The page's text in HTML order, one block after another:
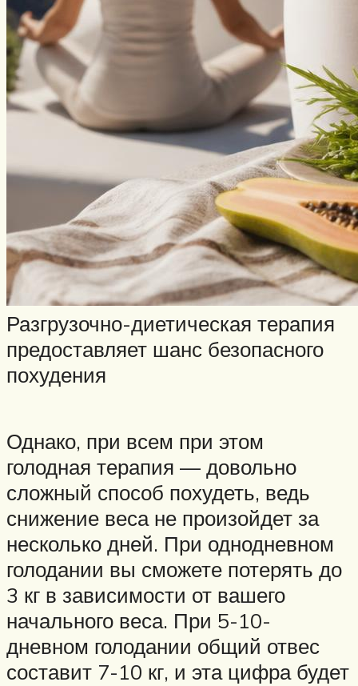
Разгрузочно-диетическая терапия
предоставляет шанс безопасного
похудения
Однако, при всем при этом
голодная терапия — довольно
сложный способ похудеть, ведь
снижение веса не произойдет за
несколько дней. При однодневном
голодании вы сможете потерять до
3 кг в зависимости от вашего
начального веса. При 5-10-
дневном голодании общий отвес
составит 7-10 кг, и эта цифра будет